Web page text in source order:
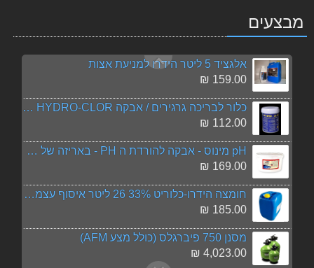
מבצעים
5,082.00 ₪
אלגציד 5 ליטר הידרו למניעת אצות
159.00 ₪
כלור לבריכה גרגירים / אבקה HYDRO-CLOR באריזת 1 ק"ג
112.00 ₪
pH מינוס - אבקה להורדת ה PH - באריזה של 5 ק"ג
169.00 ₪
חומצה הידרו-כלוריט 33% 26 ליטר איסוף עצמי בלבד בסניפים: בית שמש / הרצליה / אור עקיבא
185.00 ₪
מסנן 750 פיברגלס (כולל מצע AFM)
4,023.00 ₪